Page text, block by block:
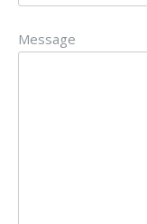
Message